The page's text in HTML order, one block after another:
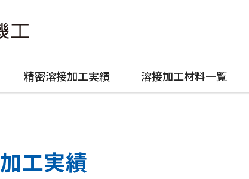
精密溶接加工実績 溶接加工材料一覧
加工実績